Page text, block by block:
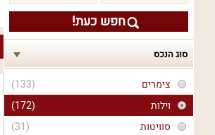
חפש כעת!
סוג הנכס
(133)
צימרים
(172)
וילות
(31)
סוויטות